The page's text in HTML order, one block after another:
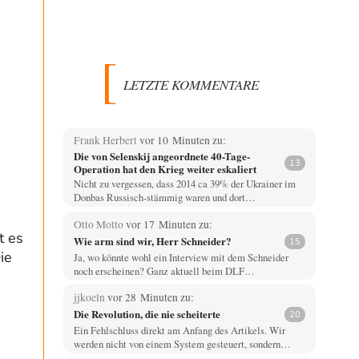
es
LETZTE KOMMENTARE
Frank Herbertvor 10 Minuten zu:
Die von Selenskij angeordnete 40-Tage-
Operation hat den Krieg weiter eskaliert
13
Nicht zu vergessen, dass 2014 ca 39% der Ukrainer im
Donbas Russisch-stämmig waren und dort…
Otto Mottovor 17 Minuten zu:
Wie arm sind wir, Herr Schneider? 15
Ja, wo könnte wohl ein Interview mit dem Schneider
noch erscheinen? Ganz aktuell beim DLF…
jjkoeln vor 28 Minuten zu:
Die Revolution, die nie scheiterte 20
Ein Fehlschluss direkt am Anfang des Artikels. Wir
werden nicht von einem System gesteuert, sondern…